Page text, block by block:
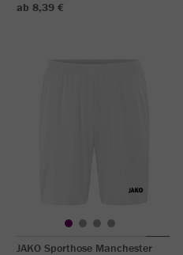
ab 8,39 €
JAKO Sporthose Manchester